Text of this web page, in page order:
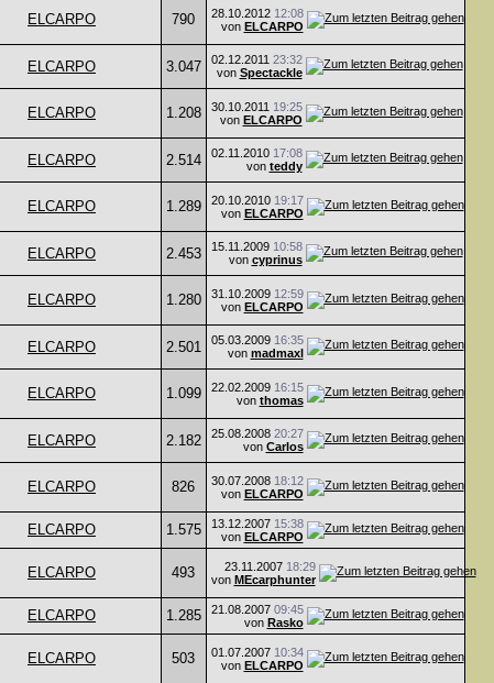
ELCARPO 790 28.10.2012 12:08
von ELCARPO
ELCARPO 3.047 02.12.2011 23:32
von Spectackle
ELCARPO 1.208 30.10.2011 19:25
von ELCARPO
ELCARPO 2.514 02.11.2010 17:08
von teddy
ELCARPO 1.289 20.10.2010 19:17
von ELCARPO
ELCARPO 2.453 15.11.2009 10:58
von cyprinus
ELCARPO 1.280 31.10.2009 12:59
von ELCARPO
ELCARPO 2.501 05.03.2009 16:35
von madmaxl
ELCARPO 1.099 22.02.2009 16:15
von thomas
ELCARPO 2.182 25.08.2008 20:27
von Carlos
ELCARPO 826 30.07.2008 18:12
von ELCARPO
ELCARPO 1.575 13.12.2007 15:38
von ELCARPO
ELCARPO 493 23.11.2007 18:29
von MEcarphunter
ELCARPO 1.285 21.08.2007 09:45
von Rasko
ELCARPO 503 01.07.2007 10:34
von ELCARPO